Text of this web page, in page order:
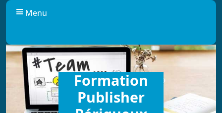
Menu
Formation
Publisher
Panneau de gestion des cookies